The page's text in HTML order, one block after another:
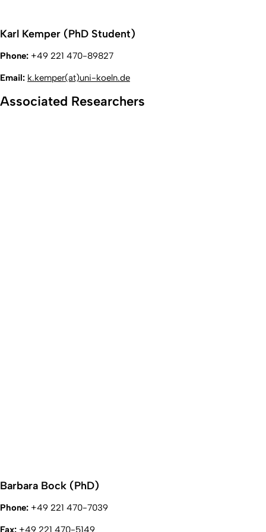
Karl Kemper (PhD Student)
Phone: +49 221 470-89827
Email: k.kemper(at)uni-koeln.de
Associated Researchers
Barbara Bock (PhD)
Phone: +49 221 470-7039
Fax: +49 221 470-5149